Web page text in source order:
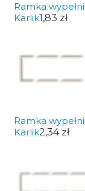
Ramka
Karlik1,83 zł
Ramka
Karlik2,34 zł